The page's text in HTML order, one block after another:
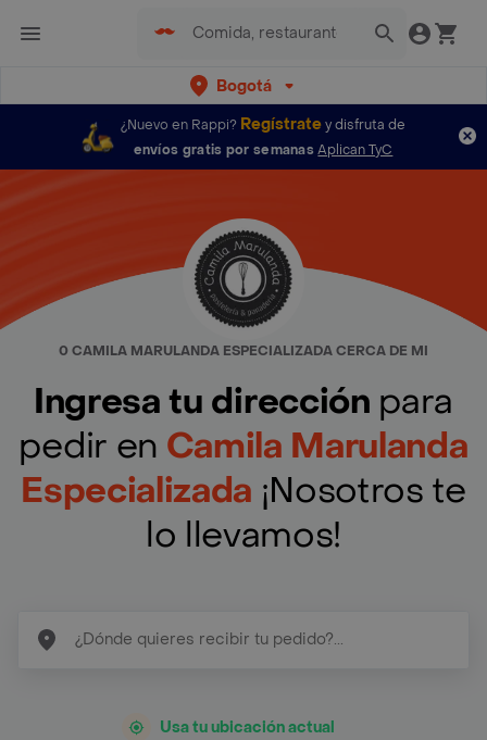
Bogotá
¿Nuevo en Rappi? Regístratey disfruta de
envíos gratis por semanas Aplican TyC
0 CAMILA MARULANDA ESPECIALIZADA CERCA DE MI
Ingresa tu dirección para
pedir en Camila Marulanda
Especializada ¡Nosotros te
lo llevamos!
Usa tu ubicación actual